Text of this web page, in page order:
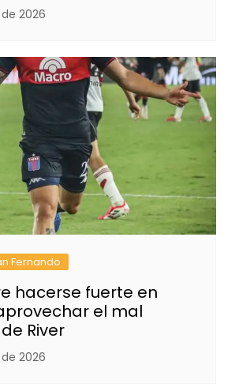
2026
Fernando
hacerse fuerte en
el mal
River
2026